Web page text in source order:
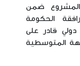
المشروع ضمن
الحكومة
دولي قادر على
المتوسطية